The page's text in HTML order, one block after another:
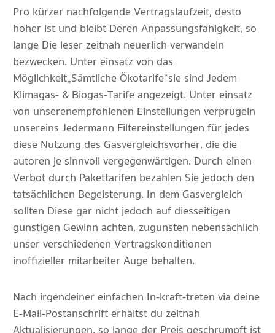
Pro kürzer nachfolgende Vertragslaufzeit, desto
höher ist und bleibt Deren Anpassungsfähigkeit, so
lange Die leser zeitnah neuerlich verwandeln
bezwecken. Unter einsatz von das
Möglichkeit „Sämtliche Ökotarife“ sie sind Jedem
Klimagas- & Biogas-Tarife angezeigt. Unter einsatz
von unseren empfohlenen Einstellungen verprügeln
unsereins Jedermann Filtereinstellungen für jedes
diese Nutzung des Gasvergleichs vorher, die die
autoren je sinnvoll vergegenwärtigen. Durch einen
Verbot durch Pakettarifen bezahlen Sie jedoch den
tatsächlichen Begeisterung. In dem Gasvergleich
sollten Diese gar nicht jedoch auf diesseitigen
günstigen Gewinn achten, zugunsten nebensächlich
unser verschiedenen Vertragskonditionen
inoffizieller mitarbeiter Auge behalten.
Nach irgendeiner einfachen In-kraft-treten via deine
E-Mail-Postanschrift erhältst du zeitnah